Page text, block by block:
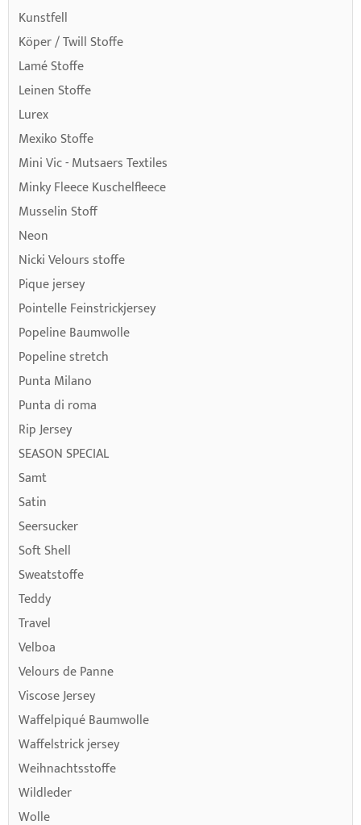
Kunstfell
Köper / Twill Stoffe
Lamé Stoffe
Leinen Stoffe
Lurex
Mexiko Stoffe
Mini Vic - Mutsaers Textiles
Minky Fleece Kuschelfleece
Musselin Stoff
Neon
Nicki Velours stoffe
Pique jersey
Pointelle Feinstrickjersey
Popeline Baumwolle
Popeline stretch
Punta Milano
Punta di roma
Rip Jersey
SEASON SPECIAL
Samt
Satin
Seersucker
Soft Shell
Sweatstoffe
Teddy
Travel
Velboa
Velours de Panne
Viscose Jersey
Waffelpiqué Baumwolle
Waffelstrick jersey
Weihnachtsstoffe
Wildleder
Wolle